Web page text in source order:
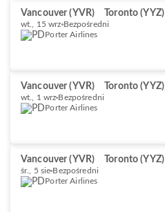
Vancouver (YVR) Toronto (YYZ)
wt., 15 wrz Bezpośredni
Porter Airlines
Vancouver (YVR) Toronto (YYZ)
wt., 1 wrz Bezpośredni
Porter Airlines
Vancouver (YVR) Toronto (YYZ)
śr., 5 sie Bezpośredni
Porter Airlines